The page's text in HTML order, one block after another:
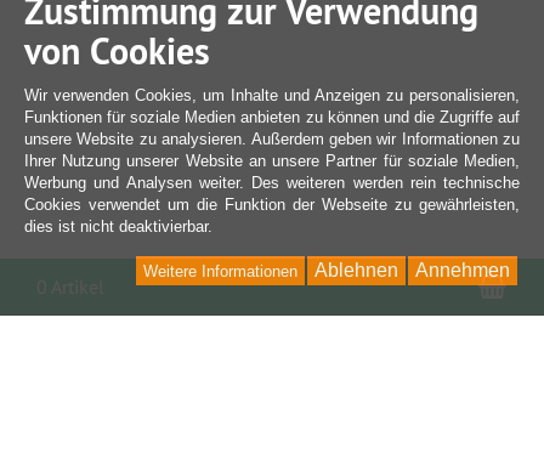
Zustimmung zur Verwendung
von Cookies
Wir verwenden Cookies, um Inhalte und Anzeigen zu personalisieren,
Funktionen für soziale Medien anbieten zu können und die Zugriffe auf
unsere Website zu analysieren. Außerdem geben wir Informationen zu
Ihrer Nutzung unserer Website an unsere Partner für soziale Medien,
Werbung und Analysen weiter. Des weiteren werden rein technische
Cookies verwendet um die Funktion der Webseite zu gewährleisten,
dies ist nicht deaktivierbar.
Annehmen
Ablehnen
Weitere Informationen